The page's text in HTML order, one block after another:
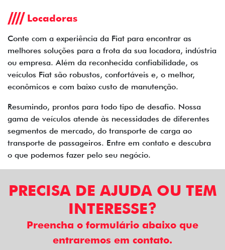
Locadoras
Conte com a experiência da Fiat para encontrar as
melhores soluções para a frota da sua locadora, indústria
ou empresa. Além da reconhecida confiabilidade, os
veículos Fiat são robustos, confortáveis e, o melhor,
econômicos e com baixo custo de manutenção.
Resumindo, prontos para todo tipo de desafio. Nossa
gama de veículos atende às necessidades de diferentes
segmentos de mercado, do transporte de carga ao
transporte de passageiros. Entre em contato e descubra
o que podemos fazer pelo seu negócio.
PRECISA DE AJUDA OU TEM
INTERESSE?
Preencha o formulário abaixo que
entraremos em contato.